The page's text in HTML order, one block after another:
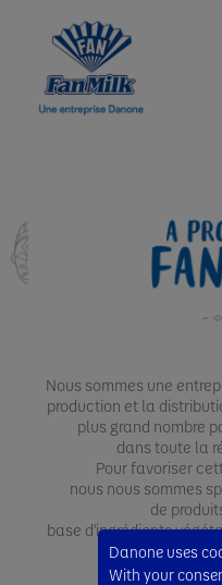
Nous sommes une
production et la
plus grand nombre
dans toute la
Pour favoriser
nous nous sommes
de
base d'ingrédients
Danone uses
With your